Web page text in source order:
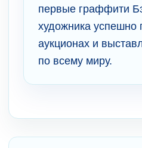
первые граффити
художника успешно
аукционах и
по всему миру.